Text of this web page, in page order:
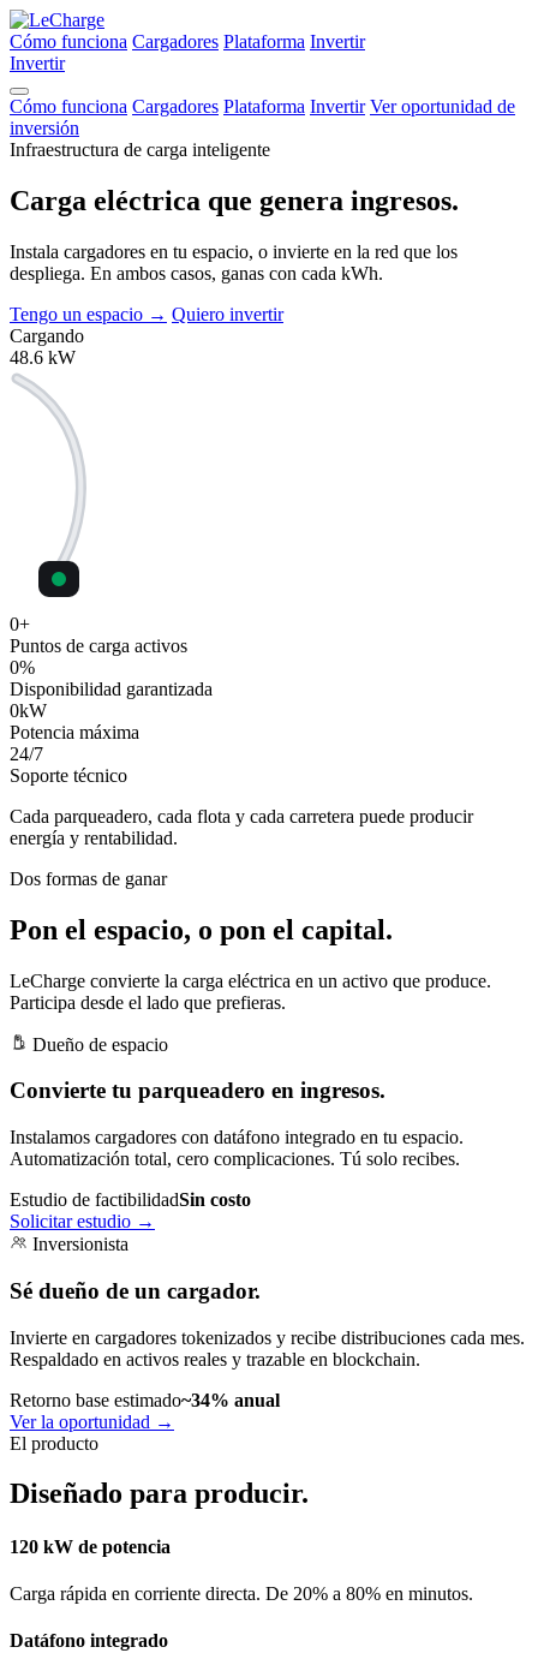
Cómo funciona Cargadores Plataforma Invertir
Invertir
Cómo funciona Cargadores Plataforma Invertir Ver oportunidad de
inversión
Infraestructura de carga inteligente
Carga eléctrica que genera ingresos.
Instala cargadores en tu espacio, o invierte en la red que los
despliega. En ambos casos, ganas con cada kWh.
Tengo un espacio → Quiero invertir
Cargando
48.6 kW
0+
Puntos de carga activos
0%
Disponibilidad garantizada
0kW
Potencia máxima
24/7
Soporte técnico
Cada parqueadero, cada flota y cada carretera puede producir
energía y rentabilidad.
Dos formas de ganar
Pon el espacio, o pon el capital.
LeCharge convierte la carga eléctrica en un activo que produce.
Participa desde el lado que prefieras.
Dueño de espacio
Convierte tu parqueadero en ingresos.
Instalamos cargadores con datáfono integrado en tu espacio.
Automatización total, cero complicaciones. Tú solo recibes.
Estudio de factibilidadSin costo
Solicitar estudio →
Inversionista
Sé dueño de un cargador.
Invierte en cargadores tokenizados y recibe distribuciones cada mes.
Respaldado en activos reales y trazable en blockchain.
Retorno base estimado~34% anual
Ver la oportunidad →
El producto
Diseñado para producir.
120 kW de potencia
Carga rápida en corriente directa. De 20% a 80% en minutos.
Datáfono integrado